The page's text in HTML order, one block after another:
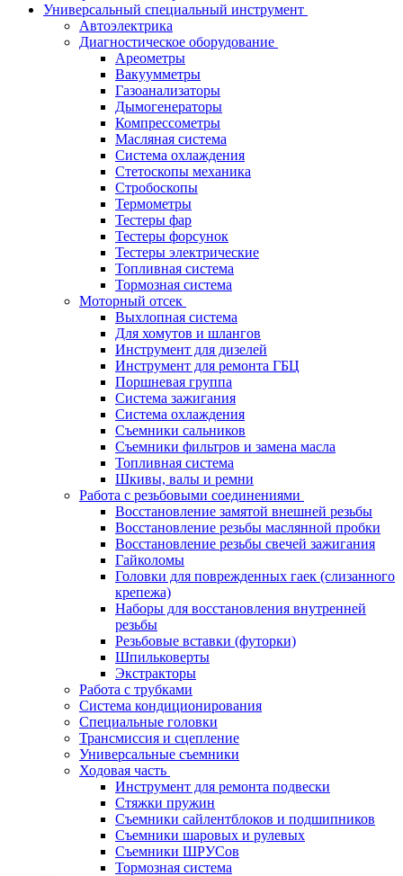
Универсальный специальный инструмент
Автоэлектрика
Диагностическое оборудование
Ареометры
Вакуумметры
Газоанализаторы
Дымогенераторы
Компрессометры
Масляная система
Система охлаждения
Стетоскопы механика
Стробоскопы
Термометры
Тестеры фар
Тестеры форсунок
Тестеры электрические
Топливная система
Тормозная система
Моторный отсек
Выхлопная система
Для хомутов и шлангов
Инструмент для дизелей
Инструмент для ремонта ГБЦ
Поршневая группа
Система зажигания
Система охлаждения
Съемники сальников
Съемники фильтров и замена масла
Топливная система
Шкивы, валы и ремни
Работа с резьбовыми соединениями
Восстановление замятой внешней резьбы
Восстановление резьбы маслянной пробки
Восстановление резьбы свечей зажигания
Гайколомы
Головки для поврежденных гаек (слизанного
крепежа)
Наборы для восстановления внутренней
резьбы
Резьбовые вставки (футорки)
Шпильковерты
Экстракторы
Работа с трубками
Система кондиционирования
Специальные головки
Трансмиссия и сцепление
Универсальные съемники
Ходовая часть
Инструмент для ремонта подвески
Стяжки пружин
Съемники сайлентблоков и подшипников
Съемники шаровых и рулевых
Съемники ШРУСов
Тормозная система